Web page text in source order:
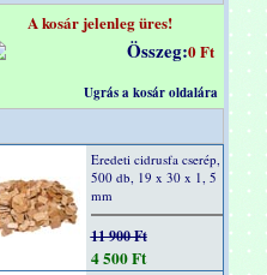
A kosár jelenleg üres!
Összeg:0 Ft
Ugrás a kosár oldalára
Eredeti cidrusfa cserép,
500 db, 19 x 30 x 1, 5
mm
11 900 Ft
4 500 Ft